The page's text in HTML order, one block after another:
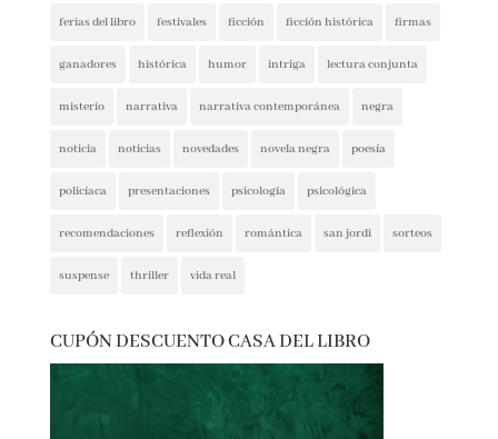
narrativa contemporánea negra noticia noticias
novedades novela negra poesía policíaca
presentaciones psicología psicológica recomendaciones
reflexión romántica san jordi sorteos suspense
thriller vida real